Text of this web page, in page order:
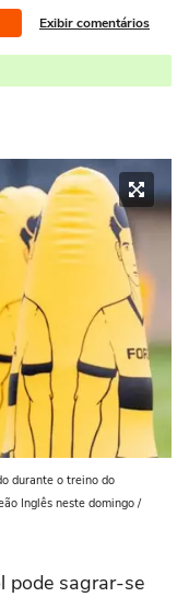
Exibir comentários
durante o treino do
Inglês neste domingo /
pode sagrar-se